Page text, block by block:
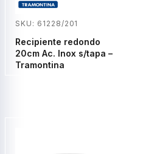
SKU: 61228/201
Recipiente redondo
20cm Ac. Inox s/tapa –
Tramontina